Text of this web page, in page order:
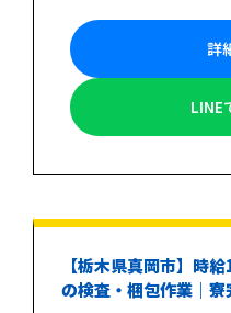
詳
LINE
【栃木県真岡市】時
の検査・梱包作業｜